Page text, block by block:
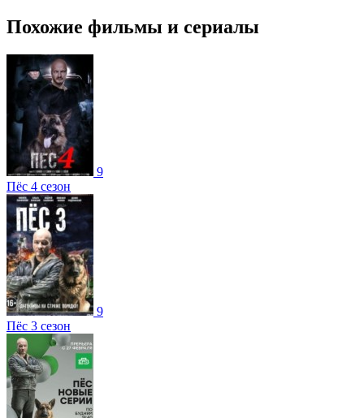
Похожие фильмы и сериалы
9
Пёс 4 сезон
9
Пёс 3 сезон